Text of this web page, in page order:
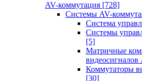
AV-коммутация [728]
Системы AV-
Система
Системы
[5]
Матричные
видеосигналов
Коммутаторы
[30]